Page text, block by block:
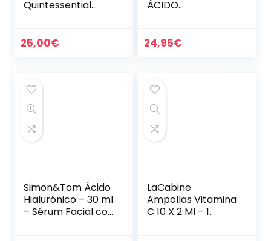
Quintessential
natural y inclusivo
25,00€
ÁCIDO
Antiedad Mejorada
24,95€
Simon&Tom Ácido
Hialurónico – 30 ml
– Sérum Facial con
LaCabine
Ampollas Vitamina
C 10 X 2 Ml – 1